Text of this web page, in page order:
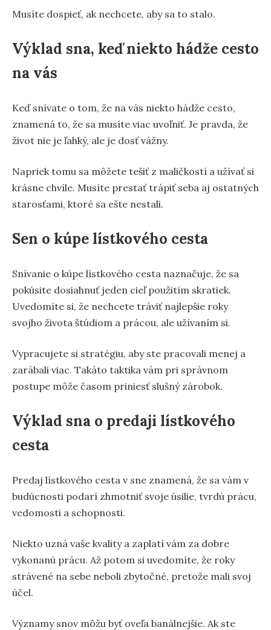
Musíte dospieť, ak nechcete, aby sa to stalo.
Výklad sna, keď niekto hádže cesto
na vás
Keď snívate o tom, že na vás niekto hádže cesto,
znamená to, že sa musíte viac uvoľniť. Je pravda, že
život nie je ľahký, ale je dosť vážny.
Napriek tomu sa môžete tešiť z maličkostí a užívať si
krásne chvíle. Musíte prestať trápiť seba aj ostatných
starosťami, ktoré sa ešte nestali.
Sen o kúpe lístkového cesta
Snívanie o kúpe lístkového cesta naznačuje, že sa
pokúsite dosiahnuť jeden cieľ použitím skratiek.
Uvedomíte si, že nechcete tráviť najlepšie roky
svojho života štúdiom a prácou, ale užívaním si.
Vypracujete si stratégiu, aby ste pracovali menej a
zarábali viac. Takáto taktika vám pri správnom
postupe môže časom priniesť slušný zárobok.
Výklad sna o predaji lístkového
cesta
Predaj lístkového cesta v sne znamená, že sa vám v
budúcnosti podarí zhmotniť svoje úsilie, tvrdú prácu,
vedomosti a schopnosti.
Niekto uzná vaše kvality a zaplatí vám za dobre
vykonanú prácu. Až potom si uvedomíte, že roky
strávené na sebe neboli zbytočné, pretože mali svoj
účel.
Významy snov môžu byť oveľa banálnejšie. Ak ste